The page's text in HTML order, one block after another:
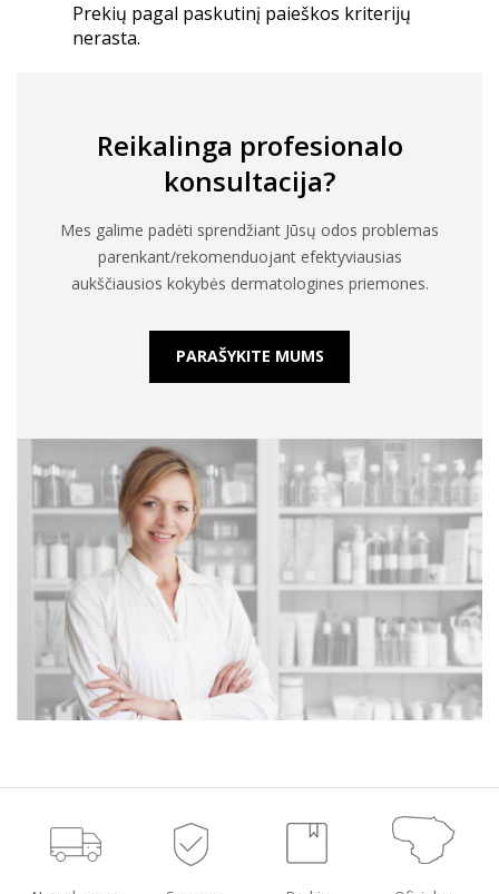
Prekių pagal paskutinį paieškos kriterijų
nerasta.
Reikalinga profesionalo
konsultacija?
Mes galime padėti sprendžiant Jūsų odos problemas
parenkant/rekomenduojant efektyviausias
aukščiausios kokybės dermatologines priemones.
PARAŠYKITE MUMS